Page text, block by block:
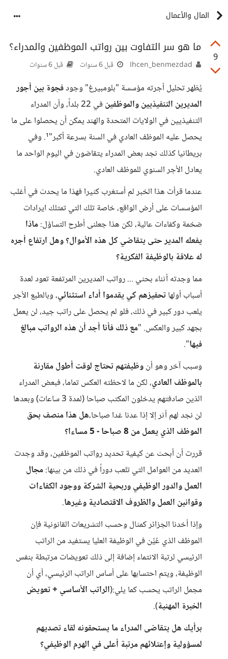
المال والأعمال
9
ما هو سر التفاوت بين رواتب الموظفين والمدراء؟
قبل 6 سنوات قبل 6 سنوات
يُظهر تحليل أجرته مؤسسة "بلومبيرغ" وجودفجوة بين أجور
المديرين التنفيذيين والموظفين
في 22 بلداً، وأن المدراء
التنفيذيين في الولايات المتحدة والهند يمكن أن يحصلوا على ما
يحصل عليه الموظف العادي في السنة بسرعة أكبر"¹. وفي
بريطانيا كذلك نجد بعض المدراء يتقاضون في اليوم الواحد ما
يعادل الأجر السنوي للموظف العادي.
عندما قرأت هذا الخبر لم أستغرب كثيرا فهذا ما يحدث في أغلب
المؤسسات على أرض الواقع، خاصة تلك التي تمتلك ايرادات
ضخمة وكفاءات عالية، لكن هذا جعلنى أطرح التساؤل:ماذا
يفعله المدير حتى يتقاضي كل هذه الأموال؟ وهل ارتفاع أجره
له علاقة بالوظيفة الفكرية؟
مما وجدته أثناء بحثي ... رواتب المديرين المرتفعة تعود لعدة
أسباب أولهاتحفيزهم كي يقدموا أداء استثنائي، وبالطبع الأجر
يلعب دور كبير في ذلك، فلو لم يحصل على راتب جيد، لن يعمل
بجهد كبير والعكس. "مع ذلك فأنا أجد أن هذه الرواتب مبالغ
فيها".
وسبب آخر وهو أنوظيفتهم تحتاج لوقت أطول مقارنة
بالموظف العادي، لكن ما لاحظته العكس تماما، فبعض المدراء
الذين صادفتهم يدخلون المكتب صباحا (لمدة 3 ساعات) وبعدها
لن نجد لهم أثر إلا إذا عدنا غدا صباحا،هل هذا منصف بحق
الموظف الذي يعمل من 8 صباحا - 5 مساءا؟
قررت أن أبحث عن كيفية تحديد رواتب الموظفين، وقد وجدت
العديد من العوامل التي تلعب دوراً في ذلك من بينها:مجال
العمل والدور الوظيفي وربحية الشركة ووجود الكفاءات
وقوانين العمل والظروف الاقتصادية وغيرها.
وإذا أخدنا الجزائر كمثال وحسب التشريعات القانونية فإن
الموظف الذي عُيِّن في الوظيفة العليا يستفيد من الراتب
الرئيسي لرتبة الانتماء إضافة إلى ذلك تعويضات مرتبطة بنفس
الوظيفة، ويتم احتسابها على أساس الراتب الرئيسي، أي أن
مجمل الراتب يحسب كما يلي:(الراتب الأساسي + تعويض
الخبرة المهنية).
برأيك هل يتقاضى المدراء ما يستحقونه لقاء تصديهم
لمسؤولية وإعتلائهم مرتبة أعلى في الهرم الوظيفي؟